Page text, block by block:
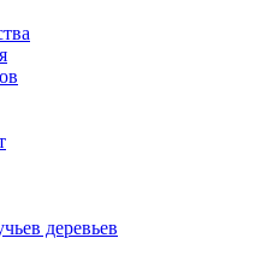
деревьев